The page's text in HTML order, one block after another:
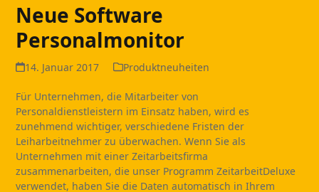
Neue Software
Personalmonitor
14. Januar 2017 Produktneuheiten
Für Unternehmen, die Mitarbeiter von
Personaldienstleistern im Einsatz haben, wird es
zunehmend wichtiger, verschiedene Fristen der
Leiharbeitnehmer zu überwachen. Wenn Sie als
Unternehmen mit einer Zeitarbeitsfirma
zusammenarbeiten, die unser Programm ZeitarbeitDeluxe
verwendet, haben Sie die Daten automatisch in Ihrem